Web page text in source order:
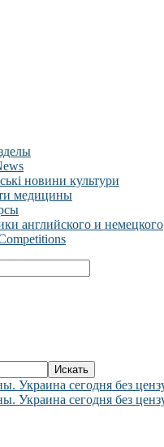
новини культури
медицины
английского и немецкого